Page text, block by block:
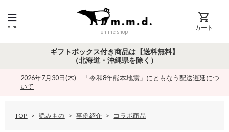
online shop カート
ギフトボックス付き商品は【送料無料】
（北海道・沖縄県を除く）
2026年7月30日(木) 「令和8年熊本地震」にともなう配送遅延につ
いて
TOP 読みもの 事例紹介
コラボ商品